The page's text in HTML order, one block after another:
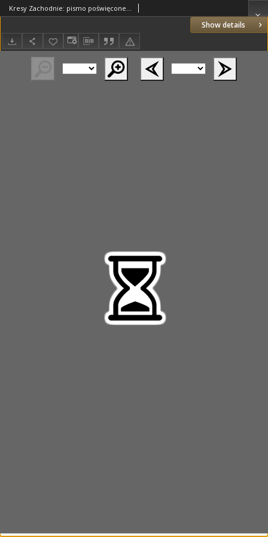
Show details
Kresy Zachodnie: pismo poświęcone obronie interesów narodowych na zachodnich ziemiach Polski 1926.06.20 R.4 Nr139